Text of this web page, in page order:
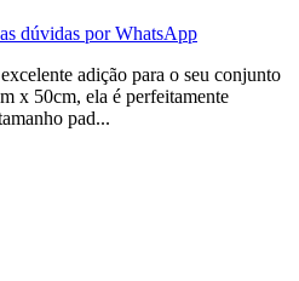
dúvidas por WhatsApp
adição para o seu conjunto
x 50cm, ela é perfeitamente
pad...